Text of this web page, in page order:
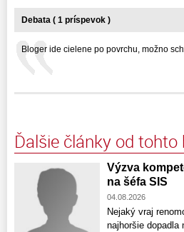
Debata ( 1 príspevok )
Bloger ide cielene po povrchu, možno
Ďalšie články od tohto
Výzva
na šéfa SIS
04.08.2026
Nejaký vraj
najhoršie dopadla